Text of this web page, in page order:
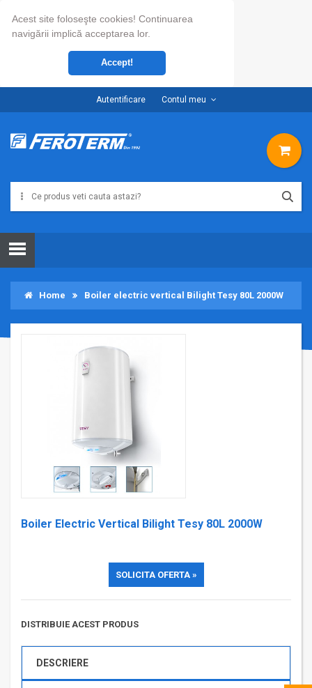
Acest site foloseşte cookies! Continuarea
navigării implică acceptarea lor.
Accept!
Autentificare Contul meu
Home Boiler electric vertical Bilight Tesy 80L 2000W
Boiler Electric Vertical Bilight Tesy 80L 2000W
SOLICITA OFERTA »
DISTRIBUIE ACEST PRODUS
DESCRIERE